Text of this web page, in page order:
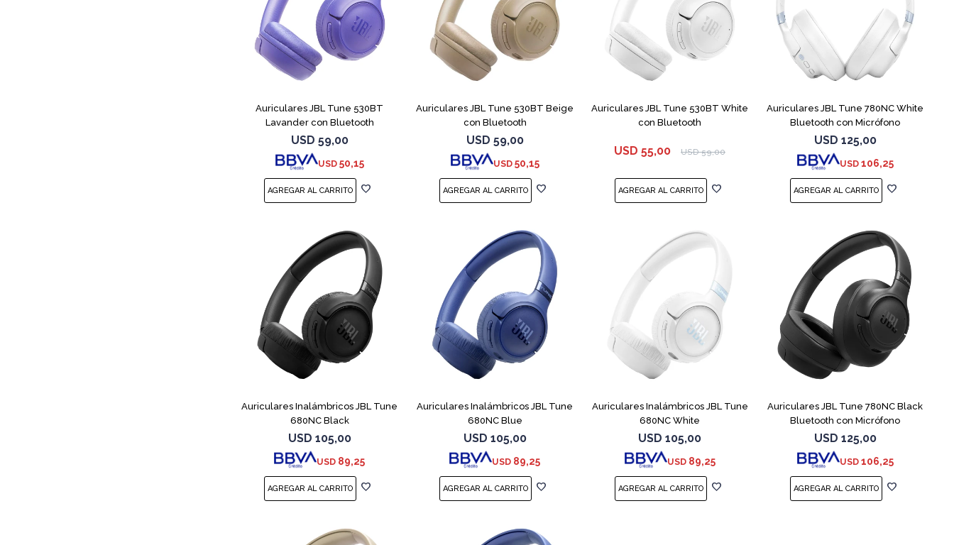
Auriculares JBL Tune 530BT
Lavander con Bluetooth
USD 59,00
USD 50,15
Auriculares JBL Tune 530BT Beige
con Bluetooth
USD 59,00
USD 50,15
Auriculares JBL Tune 530BT White
con Bluetooth
USD 55,00 USD 59,00
Auriculares JBL Tune 780NC White
Bluetooth con Micrófono
USD 125,00
USD 106,25
Auriculares Inalámbricos JBL Tune
680NC Black
USD 105,00
USD 89,25
Auriculares Inalámbricos JBL Tune
680NC Blue
USD 105,00
USD 89,25
Auriculares Inalámbricos JBL Tune
680NC White
USD 105,00
USD 89,25
Auriculares JBL Tune 780NC Black
Bluetooth con Micrófono
USD 125,00
USD 106,25